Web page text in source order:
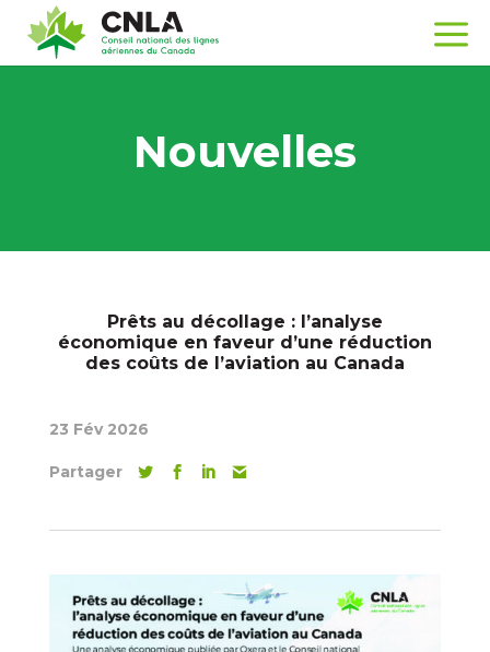
Nouvelles
Prêts au décollage : l’analyse
économique en faveur d’une réduction
des coûts de l’aviation au Canada
23 Fév 2026
Partager